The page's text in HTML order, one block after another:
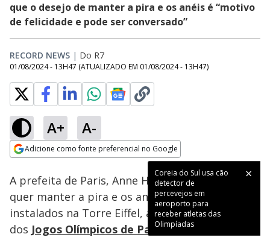
que o desejo de manter a pira e os anéis é “motivo
de felicidade e pode ser conversado”
RECORD NEWS | Do R7
01/08/2024 - 13H47 (ATUALIZADO EM 01/08/2024 - 13H47)
A+ A-
Adicione como fonte preferencial no Google
Coreia do Sul usa cão
detector de
percevejos em
aeroporto para
receber atletas das
Olimpíadas
Ativar
100.00%
A prefeita de Paris, Anne Hidalgo, afirmou que
quer manter a pira e os anéis olímpicos,
instalados na Torre Eiffel, após o encerramento
dos Jogos Olímpicos de Paris-2024.